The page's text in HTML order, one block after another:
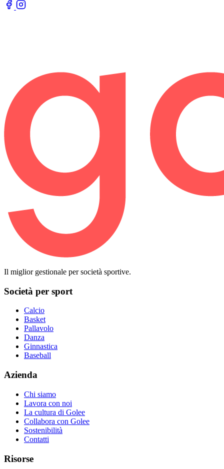
Il miglior gestionale per società sportive.
Società per sport
Calcio
Basket
Pallavolo
Danza
Ginnastica
Baseball
Azienda
Chi siamo
Lavora con noi
La cultura di Golee
Collabora con Golee
Sostenibilità
Contatti
Risorse